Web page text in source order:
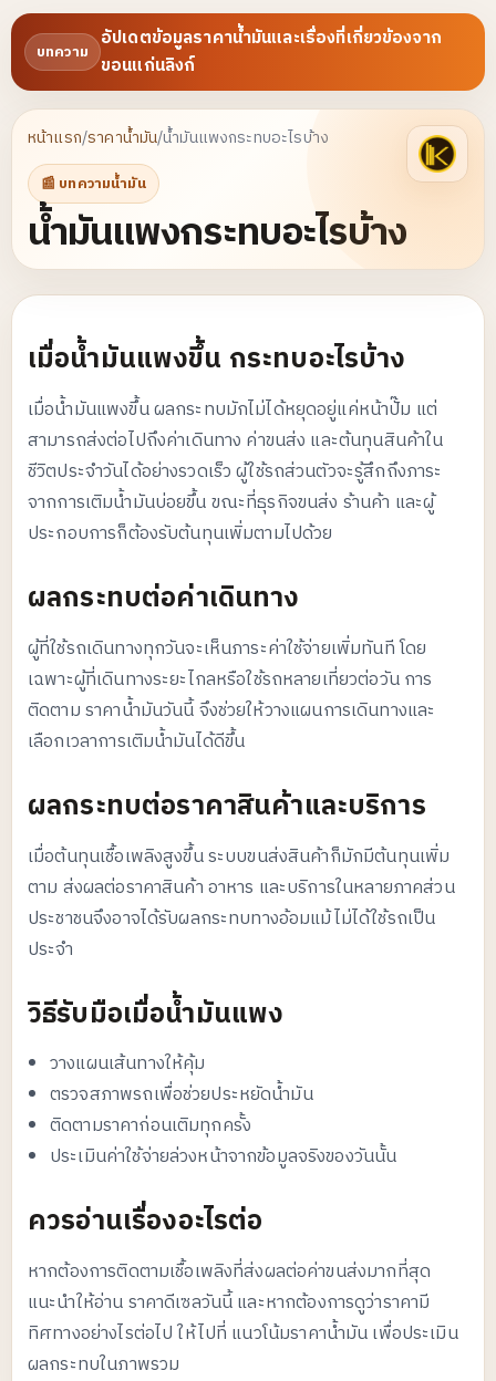
บทความ อัปเดตข้อมูลราคาน้ำมันและเรื่องที่เกี่ยวข้องจาก
ขอนแก่นลิงก์
หน้าแรก/ราคาน้ำมัน/น้ำมันแพงกระทบอะไรบ้าง
📰 บทความน้ำมัน
น้ำมันแพงกระทบอะไรบ้าง
เมื่อน้ำมันแพงขึ้น กระทบอะไรบ้าง
เมื่อน้ำมันแพงขึ้น ผลกระทบมักไม่ได้หยุดอยู่แค่หน้าปั๊ม แต่
สามารถส่งต่อไปถึงค่าเดินทาง ค่าขนส่ง และต้นทุนสินค้าใน
ชีวิตประจำวันได้อย่างรวดเร็ว ผู้ใช้รถส่วนตัวจะรู้สึกถึงภาระ
จากการเติมน้ำมันบ่อยขึ้น ขณะที่ธุรกิจขนส่ง ร้านค้า และผู้
ประกอบการก็ต้องรับต้นทุนเพิ่มตามไปด้วย
ผลกระทบต่อค่าเดินทาง
ผู้ที่ใช้รถเดินทางทุกวันจะเห็นภาระค่าใช้จ่ายเพิ่มทันที โดย
เฉพาะผู้ที่เดินทางระยะไกลหรือใช้รถหลายเที่ยวต่อวัน การ
ติดตามราคาน้ำมันวันนี้จึงช่วยให้วางแผนการเดินทางและ
เลือกเวลาการเติมน้ำมันได้ดีขึ้น
ผลกระทบต่อราคาสินค้าและบริการ
เมื่อต้นทุนเชื้อเพลิงสูงขึ้น ระบบขนส่งสินค้าก็มักมีต้นทุนเพิ่ม
ตาม ส่งผลต่อราคาสินค้า อาหาร และบริการในหลายภาคส่วน
ประชาชนจึงอาจได้รับผลกระทบทางอ้อมแม้ไม่ได้ใช้รถเป็น
ประจำ
วิธีรับมือเมื่อน้ำมันแพง
วางแผนเส้นทางให้คุ้ม
ตรวจสภาพรถเพื่อช่วยประหยัดน้ำมัน
ติดตามราคาก่อนเติมทุกครั้ง
ประเมินค่าใช้จ่ายล่วงหน้าจากข้อมูลจริงของวันนั้น
ควรอ่านเรื่องอะไรต่อ
หากต้องการติดตามเชื้อเพลิงที่ส่งผลต่อค่าขนส่งมากที่สุด
แนะนำให้อ่านราคาดีเซลวันนี้และหากต้องการดูว่าราคามี
ทิศทางอย่างไรต่อไป ให้ไปที่ แนวโน้มราคาน้ำมันเพื่อประเมิน
ผลกระทบในภาพรวม